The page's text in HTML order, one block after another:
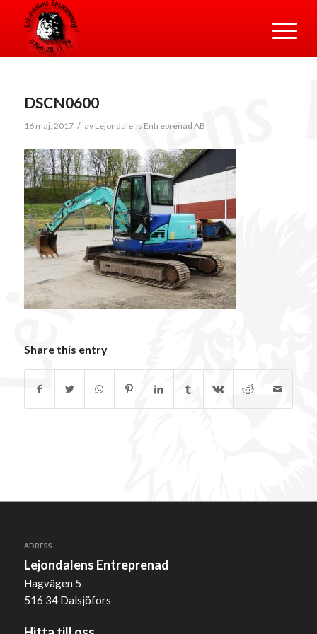
DSCN0600
16 maj, 2017 / av Lejondalens Entreprenad AB
Share this entry
ADRESS
Lejondalens Entreprenad
Hagvägen 5
516 34 Dalsjöfors